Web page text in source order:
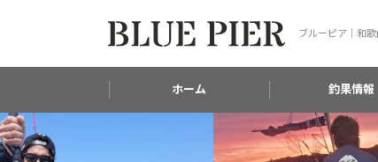
ブルーピア｜和
ホーム 釣果情報